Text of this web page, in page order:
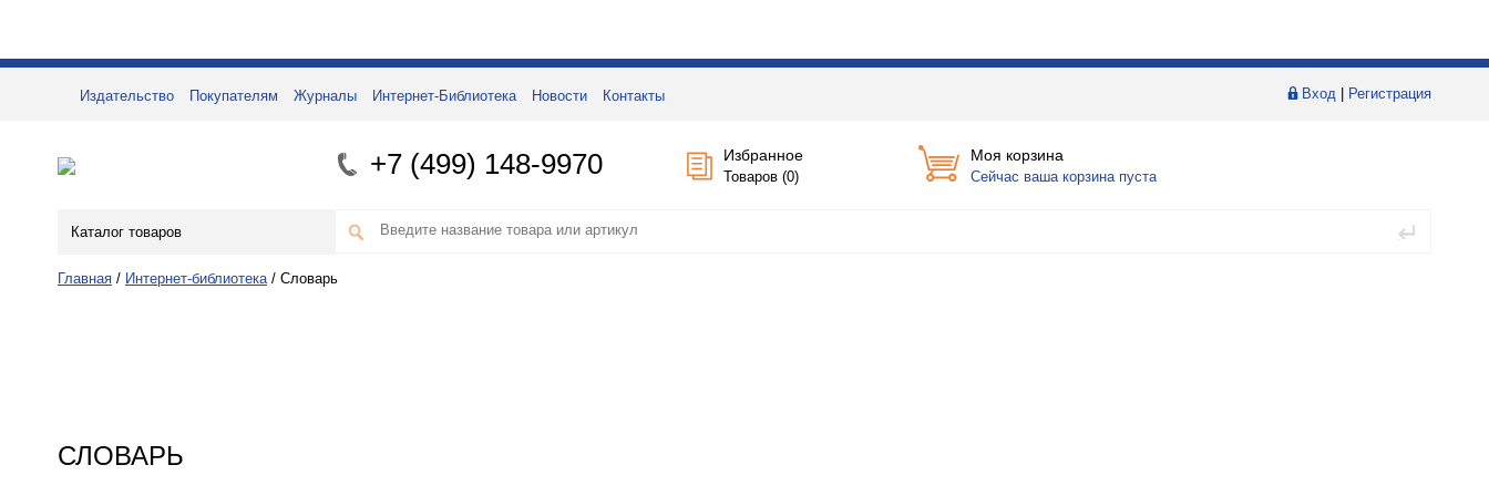
Вход Регистрация
Издательство Покупателям Журналы Интернет-Библиотека Новости Контакты
+7 (499) 148-9970 Избранное
Товаров (0)
Моя корзина
Сейчас ваша корзина пуста
Каталог товаров
Главная / Интернет-библиотека / Словарь
СЛОВАРЬ